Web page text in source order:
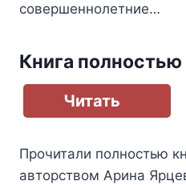
совершеннолетние…
Книга полностью
Читать
Прочитали полностью
авторством Арина